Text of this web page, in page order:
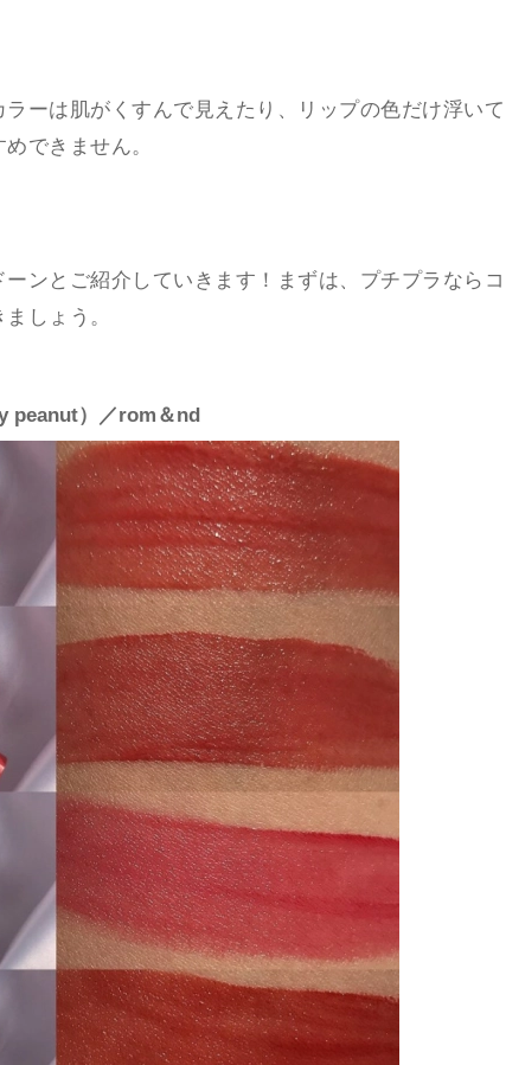
ーは肌がくすんで見えたり、リップの色だけ浮いて
できません。
ンとご紹介していきます！まずは、プチプラならコ
しょう。
peanut）／rom＆nd